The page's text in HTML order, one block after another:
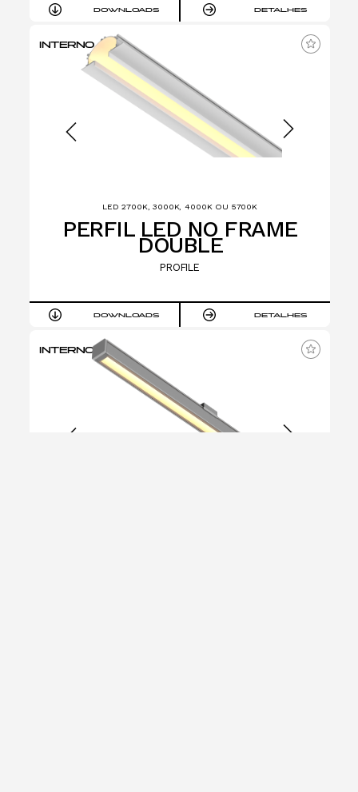
DOWNLOADS DETALHES
INTERNO
LED 2700K, 3000K, 4000K OU 5700K
PERFIL LED NO FRAME
DOUBLE
PROFILE
DOWNLOADS DETALHES
INTERNO